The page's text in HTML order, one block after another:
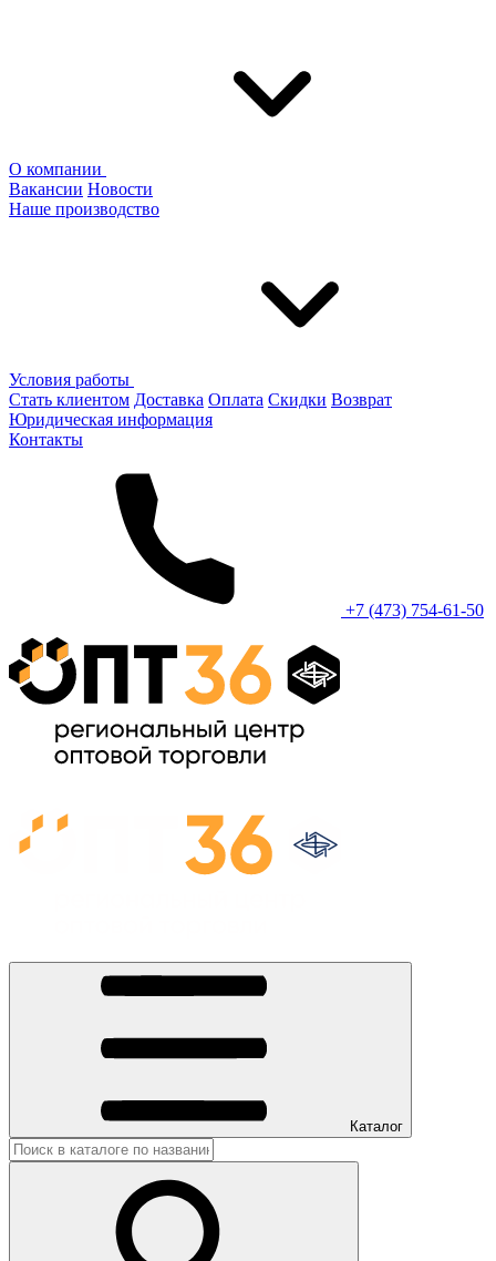
О компании
Вакансии Новости
Наше производство
Условия работы
Стать клиентом Доставка Оплата Скидки Возврат
Юридическая информация
Контакты
+7 (473) 754-61-50
Каталог